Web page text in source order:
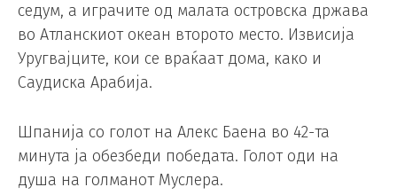
седум, а играчите од малата островска држава
во Атланскиот океан второто место. Извисија
Уругвајците, кои се враќаат дома, како и
Саудиска Арабија.
Шпанија со голот на Алекс Баена во 42-та
минута ја обезбеди победата. Голот оди на
душа на голманот Муслера.